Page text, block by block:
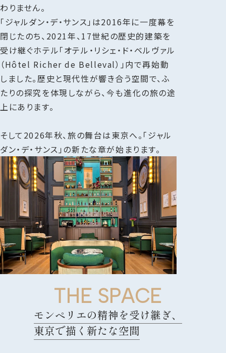
わりません。
「ジャルダン・デ・サンス」は2016年に一度幕を
閉じたのち、2021年、17世紀の歴史的建築を
受け継ぐホテル「オテル・リシェ・ド・ベルヴァル
（Hôtel Richer de Belleval）」内で再始動
しました。歴史と現代性が響き合う空間で、ふ
たりの探究を体現しながら、今も進化の旅の途
上にあります。
そして2026年秋、旅の舞台は東京へ。「ジャル
ダン・デ・サンス」の新たな章が始まります。
モンペリエの精神を受け継ぎ、
東京で描く新たな空間
THE SPACE